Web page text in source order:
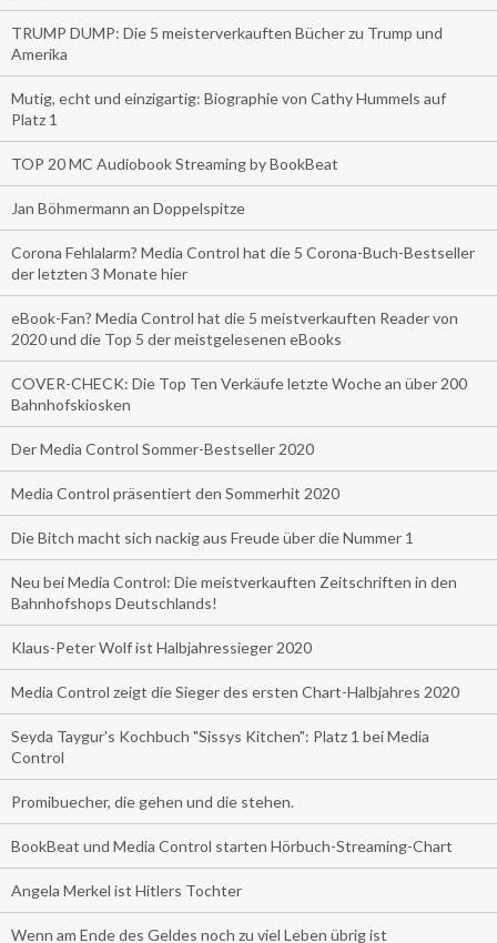
TRUMP DUMP: Die 5 meisterverkauften Bücher zu Trump und
Amerika
Mutig, echt und einzigartig: Biographie von Cathy Hummels auf
Platz 1
TOP 20 MC Audiobook Streaming by BookBeat
Jan Böhmermann an Doppelspitze
Corona Fehlalarm? Media Control hat die 5 Corona-Buch-Bestseller
der letzten 3 Monate hier
eBook-Fan? Media Control hat die 5 meistverkauften Reader von
2020 und die Top 5 der meistgelesenen eBooks
COVER-CHECK: Die Top Ten Verkäufe letzte Woche an über 200
Bahnhofskiosken
Der Media Control Sommer-Bestseller 2020
Media Control präsentiert den Sommerhit 2020
Die Bitch macht sich nackig aus Freude über die Nummer 1
Neu bei Media Control: Die meistverkauften Zeitschriften in den
Bahnhofshops Deutschlands!
Klaus-Peter Wolf ist Halbjahressieger 2020
Media Control zeigt die Sieger des ersten Chart-Halbjahres 2020
Seyda Taygur's Kochbuch "Sissys Kitchen": Platz 1 bei Media
Control
Promibuecher, die gehen und die stehen.
BookBeat und Media Control starten Hörbuch-Streaming-Chart
Angela Merkel ist Hitlers Tochter
Wenn am Ende des Geldes noch zu viel Leben übrig ist